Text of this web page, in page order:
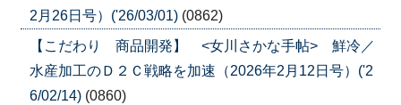
2月26日号）('26/03/01) (0862)
【こだわり 商品開発】 <女川さかな手帖> 鮮冷／
水産加工のＤ２Ｃ戦略を加速（2026年2月12日号）('2
6/02/14) (0860)